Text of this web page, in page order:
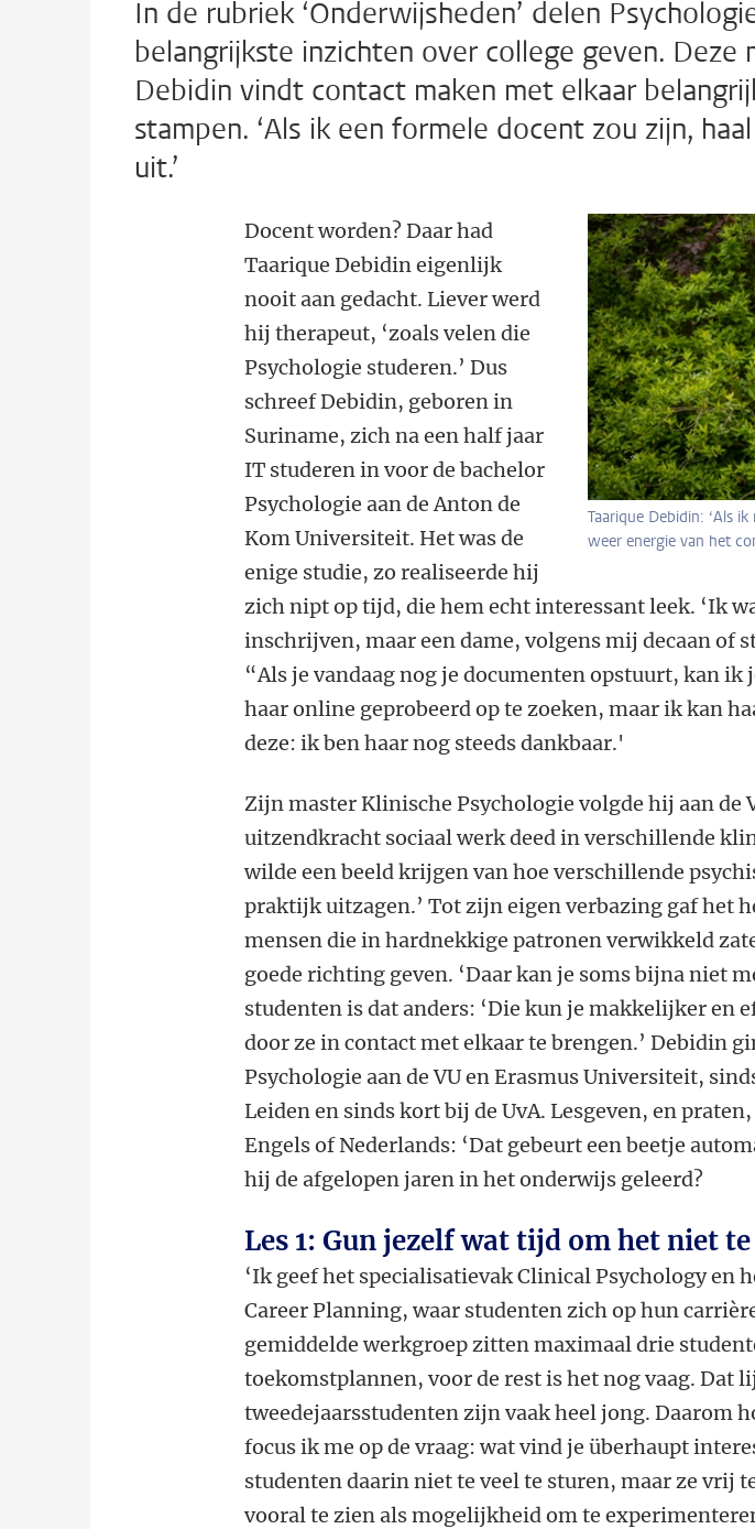
In de rubriek ‘Onderwijsheden’ delen
belangrijkste inzichten over college geven. Deze
Debidin vindt contact maken met elkaar
stampen. ‘Als ik een formele docent zou zijn,
uit.’
Taarique Debidin: ‘Als
weer energie van het
Docent worden? Daar had
Taarique Debidin eigenlijk
nooit aan gedacht. Liever werd
hij therapeut, ‘zoals velen die
Psychologie studeren.’ Dus
schreef Debidin, geboren in
Suriname, zich na een half jaar
IT studeren in voor de bachelor
Psychologie aan de Anton de
Kom Universiteit. Het was de
enige studie, zo realiseerde hij
zich nipt op tijd, die hem echt interessant leek. ‘Ik
inschrijven, maar een dame, volgens mij decaan of
“Als je vandaag nog je documenten opstuurt, kan ik
haar online geprobeerd op te zoeken, maar ik kan
deze: ik ben haar nog steeds dankbaar.'
Zijn master Klinische Psychologie volgde hij aan de
uitzendkracht sociaal werk deed in verschillende
wilde een beeld krijgen van hoe verschillende
praktijk uitzagen.’ Tot zijn eigen verbazing gaf het
mensen die in hardnekkige patronen verwikkeld
goede richting geven. ‘Daar kan je soms bijna niet
studenten is dat anders: ‘Die kun je makkelijker en
door ze in contact met elkaar te brengen.’ Debidin
Psychologie aan de VU en Erasmus Universiteit,
Leiden en sinds kort bij de UvA. Lesgeven, en
Engels of Nederlands: ‘Dat gebeurt een beetje
hij de afgelopen jaren in het onderwijs geleerd?
Les 1: Gun jezelf wat tijd om het niet
‘Ik geef het specialisatievak Clinical Psychology en
Career Planning, waar studenten zich op hun
gemiddelde werkgroep zitten maximaal drie
toekomstplannen, voor de rest is het nog vaag. Dat
tweedejaarsstudenten zijn vaak heel jong. Daarom
focus ik me op de vraag: wat vind je überhaupt
studenten daarin niet te veel te sturen, maar ze vrij
vooral te zien als mogelijkheid om te